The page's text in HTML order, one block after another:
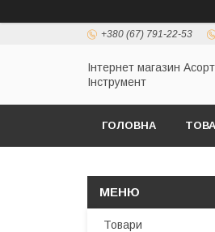
+380 (67) 791-22-53
Інтернет магазин
Інструмент
ГОЛОВНА
Товари